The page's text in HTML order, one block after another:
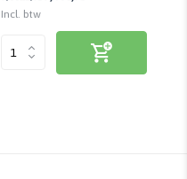
Incl. btw